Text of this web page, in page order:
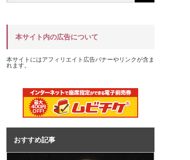
本サイト内の広告について
本サイトにはアフィリエイト広告バナーやリンクが含ま
れます。
おすすめ記事